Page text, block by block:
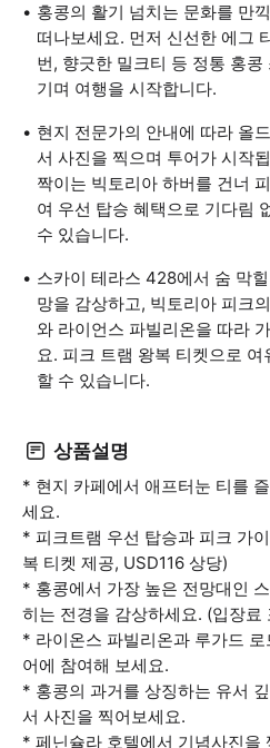
홍콩의 활기 넘치는 문화를 만
떠나보세요. 먼저 신선한 에그
번, 향긋한 밀크티 등 정통 홍
기며 여행을 시작합니다.
현지 전문가의 안내에 따라 올
서 사진을 찍으며 투어가 시작
짝이는 빅토리아 하버를 건너
여 우선 탑승 혜택으로 기다림
수 있습니다.
스카이 테라스 428에서 숨 막
망을 감상하고, 빅토리아 피크
와 라이언스 파빌리온을 따라
요. 피크 트램 왕복 티켓으로
할 수 있습니다.
상품설명
* 현지 카페에서 애프터눈 티를
세요.
* 피크트램 우선 탑승과 피크 가
복 티켓 제공, USD116 상당)
* 홍콩에서 가장 높은 전망대인
히는 전경을 감상하세요. (입장료
* 라이온스 파빌리온과 루가드
어에 참여해 보세요.
* 홍콩의 과거를 상징하는 유서
서 사진을 찍어보세요.
* 페닌슐라 호텔에서 기념사진을